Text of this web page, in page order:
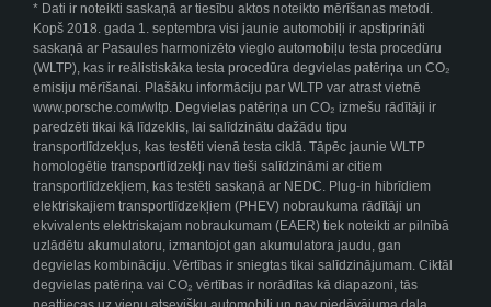
* Dati ir noteikti saskaņā ar tiesību aktos noteikto mērīšanas metodi.
Kopš 2018. gada 1. septembra visi jaunie automobiļi ir apstiprināti
saskaņā ar Pasaules harmonizēto vieglo automobiļu testa procedūru
(WLTP), kas ir reālistiskāka testa procedūra degvielas patēriņa un CO₂
emisiju mērīšanai. Plašāku informāciju par WLTP var atrast vietnē
www.porsche.com/wltp. Degvielas patēriņa un CO₂ izmešu rādītāji ir
paredzēti tikai kā līdzeklis, lai salīdzinātu dažādu tipu
transportlīdzekļus, kas testēti vienā testa ciklā. Tāpēc jaunie WLTP
homologētie transportlīdzekļi nav tieši salīdzināmi ar citiem
transportlīdzekļiem, kas testēti saskaņā ar NEDC. Plug-in hibrīdiem
elektriskajiem transportlīdzekļiem (PHEV) nobraukuma rādītāji un
ekvivalents elektriskajam nobraukumam (EAER) tiek noteikti ar pilnībā
uzlādētu akumulatoru, izmantojot gan akumulatora jaudu, gan
degvielas kombināciju. Vērtības ir sniegtas tikai salīdzinājumam. Ciktāl
degvielas patēriņa vai CO₂ vērtības ir norādītas kā diapazoni, tās